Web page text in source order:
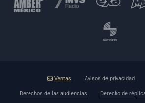
Ventas Avisos de privacidad
Derechos de las audiencias Derecho de